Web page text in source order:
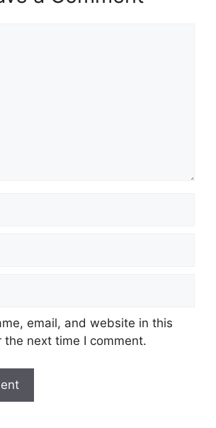
email, and website in this
the next time I comment.